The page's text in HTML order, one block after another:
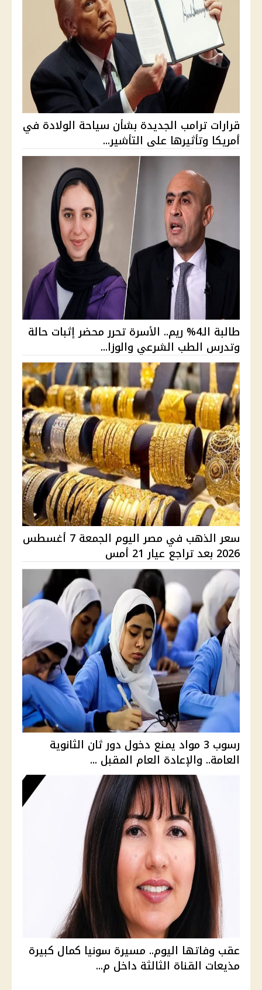
قرارات ترامب الجديدة بشأن سياحة الولادة في
أمريكا وتأثيرها على التأشير...
طالبة الـ4% ريم.. الأسرة تحرر محضر إثبات حالة
وتدرس الطب الشرعي والوزا...
سعر الذهب في مصر اليوم الجمعة 7 أغسطس
2026 بعد تراجع عيار 21 أمس
رسوب 3 مواد يمنع دخول دور ثان الثانوية
العامة.. والإعادة العام المقبل ...
عقب وفاتها اليوم.. مسيرة سونيا كمال كبيرة
مذيعات القناة الثالثة داخل م...